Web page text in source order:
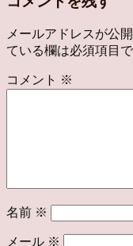
メールアドレスが公
ている欄は必須項目
コメント ※
名前 ※
メール ※